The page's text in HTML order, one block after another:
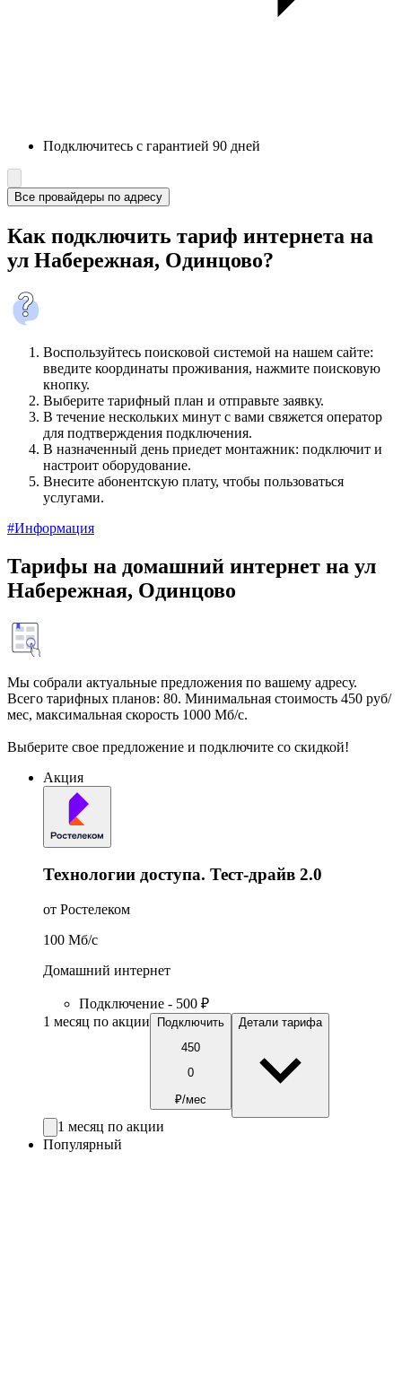
Подключитесь с гарантией 90 дней
Все провайдеры по адресу
Как подключить тариф интернета на
ул Набережная, Одинцово?
Воспользуйтесь поисковой системой на нашем сайте:
введите координаты проживания, нажмите поисковую
кнопку.
Выберите тарифный план и отправьте заявку.
В течение нескольких минут с вами свяжется оператор
для подтверждения подключения.
В назначенный день приедет монтажник: подключит и
настроит оборудование.
Внесите абонентскую плату, чтобы пользоваться
услугами.
#Информация
Тарифы на домашний интернет на ул
Набережная, Одинцово
Мы собрали актуальные предложения по вашему адресу.
Всего тарифных планов: 80. Минимальная стоимость 450 руб/
мес, максимальная скорость 1000 Мб/с.
Выберите свое предложение и подключите со скидкой!
Акция
Технологии доступа. Тест-драйв 2.0
от Ростелеком
100 Мб/c
Домашний интернет
Подключение - 500 ₽
1 месяц по акции
Подключить
450
0
₽/мес
Детали тарифа
1 месяц по акции
Популярный